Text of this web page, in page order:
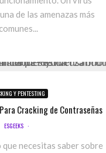
de las amenazas más
comunes...
Y PENTESTING
Cracking de Contraseñas
ESGEEKS ·
necesitas saber sobre